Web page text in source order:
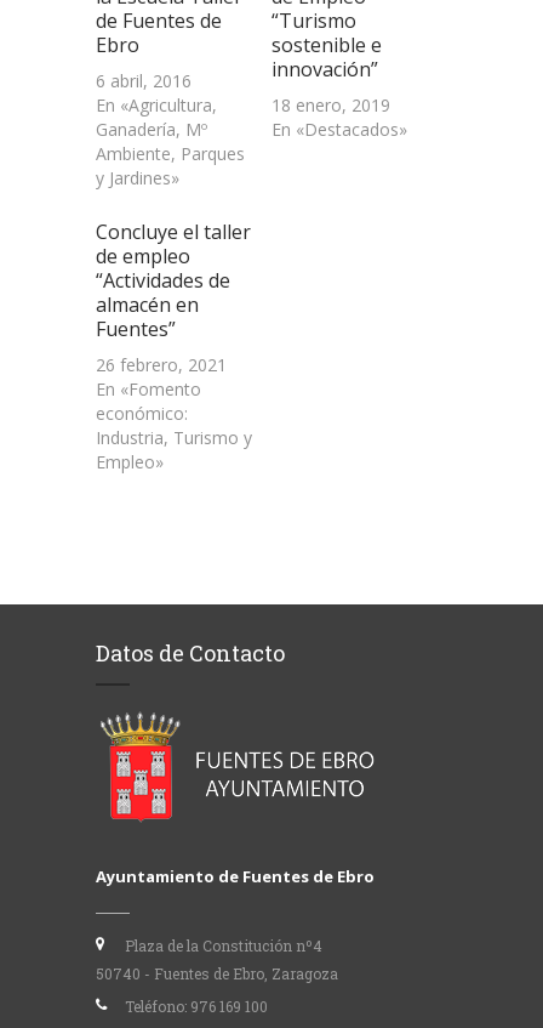
nueva)
de Fuentes de
Ebro
6 abril, 2016
En «Agricultura,
Ganadería, Mº
Ambiente, Parques
y Jardines»
“Turismo
sostenible e
innovación”
18 enero, 2019
En «Destacados»
Concluye el taller
de empleo
“Actividades de
almacén en
Fuentes”
26 febrero, 2021
En «Fomento
económico:
Industria, Turismo y
Empleo»
Datos de Contacto
Ayuntamiento de Fuentes de Ebro
Plaza de la Constitución nº4
50740 - Fuentes de Ebro, Zaragoza
Teléfono: 976 169 100